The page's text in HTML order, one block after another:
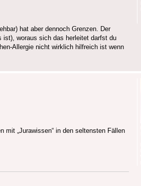
hat aber dennoch Grenzen. Der
ist), woraus sich das herleitet darfst du
Allergie nicht wirklich hilfreich ist wenn
mit „Jurawissen“ in den seltensten Fällen